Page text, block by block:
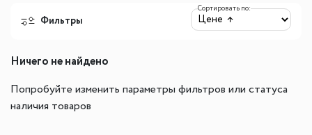
Фильтры
Сортировать по:
Ничего не найдено
Попробуйте изменить параметры фильтров или статуса
наличия товаров